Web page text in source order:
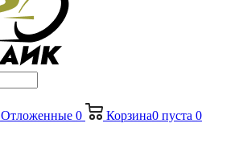
Отложенные 0 Корзина0 пуста 0